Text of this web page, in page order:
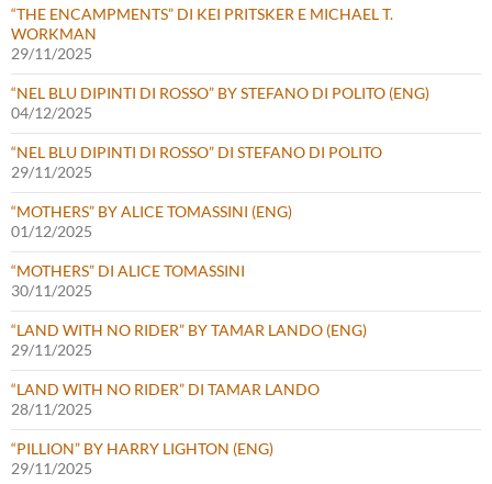
“THE ENCAMPMENTS” DI KEI PRITSKER E MICHAEL T.
WORKMAN
29/11/2025
“NEL BLU DIPINTI DI ROSSO” BY STEFANO DI POLITO (ENG)
04/12/2025
“NEL BLU DIPINTI DI ROSSO” DI STEFANO DI POLITO
29/11/2025
“MOTHERS” BY ALICE TOMASSINI (ENG)
01/12/2025
“MOTHERS” DI ALICE TOMASSINI
30/11/2025
“LAND WITH NO RIDER” BY TAMAR LANDO (ENG)
29/11/2025
“LAND WITH NO RIDER” DI TAMAR LANDO
28/11/2025
“PILLION” BY HARRY LIGHTON (ENG)
29/11/2025